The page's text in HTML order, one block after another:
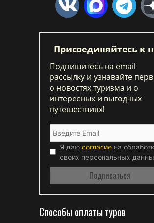
Присоединяйтесь к
Подпишитесь на email
рассылку и узнавайте
о новостях туризма и о
интересных и выгодных
путешествиях!
Я даю согласие на
своих персональных
Способы оплаты туров